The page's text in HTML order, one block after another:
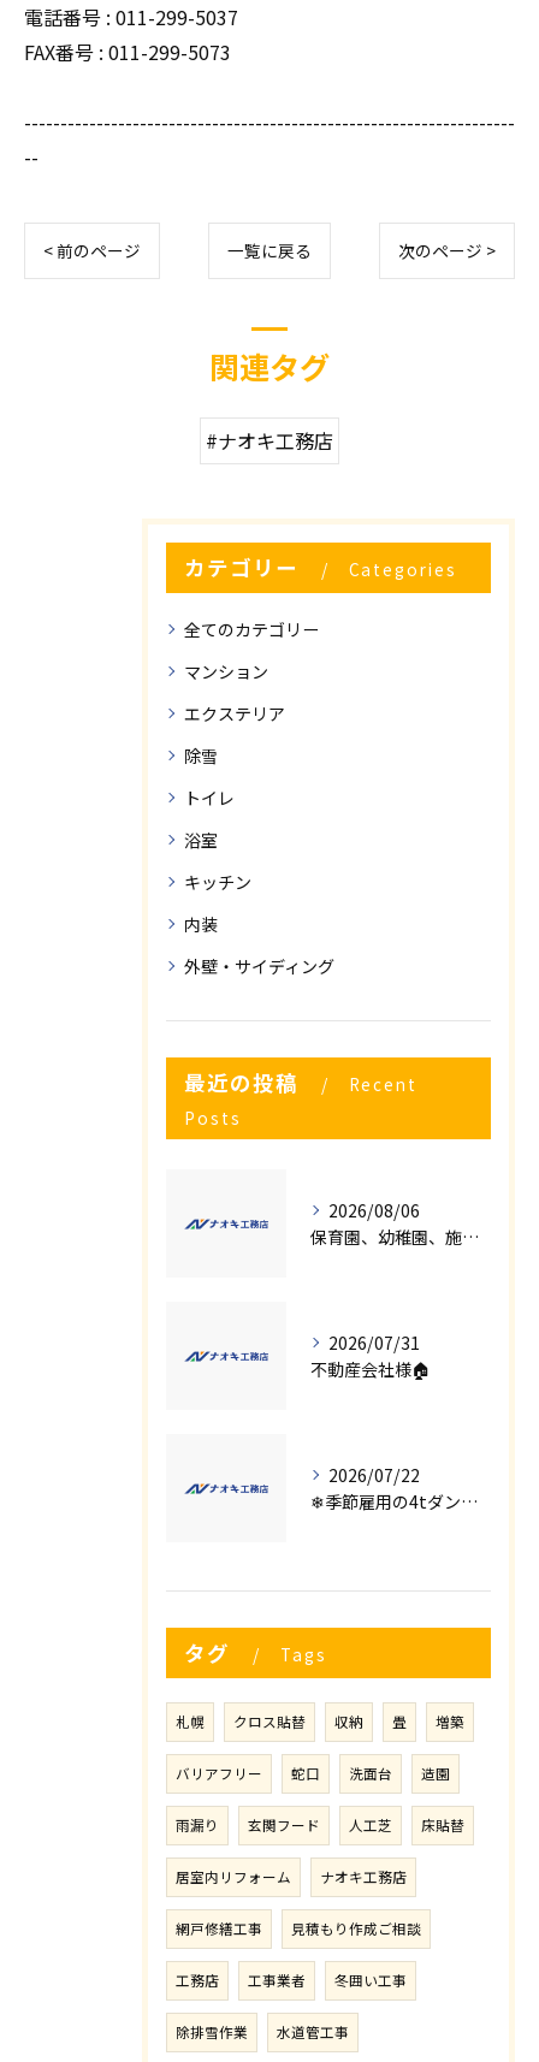
電話番号 : 011-299-5037
FAX番号 : 011-299-5073
--------------------------------------------------------------------
--
< 前のページ 一覧に戻る 次のページ >
関連タグ
#ナオキ工務店
カテゴリー Categories
全てのカテゴリー
マンション
エクステリア
除雪
トイレ
浴室
キッチン
内装
外壁・サイディング
最近の投稿
Recent
Posts
2026/08/06
保育園、幼稚園、施設様！！内装リフォームでお悩み事はございませんか？
2026/07/31
不動産会社様🏠
2026/07/22
❄季節雇用の4tダンプの運転手募集⛄
タグ Tags
札幌 クロス貼替 収納 畳 増築
バリアフリー 蛇口 洗面台 造園
雨漏り 玄関フード 人工芝 床貼替
居室内リフォーム ナオキ工務店
網戸修繕工事 見積もり作成ご相談
工務店 工事業者 冬囲い工事
除排雪作業 水道管工事